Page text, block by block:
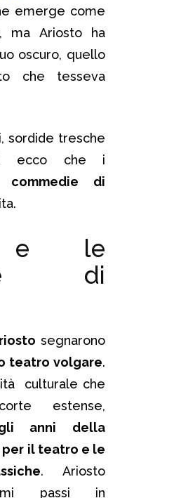
emerge come
ma Ariosto ha
oscuro, quello
che tesseva
sordide tresche
ecco che i
commedie di
e le
di
segnarono
teatro volgare.
culturale che
estense,
anni della
il teatro e le
. Ariosto
passi in